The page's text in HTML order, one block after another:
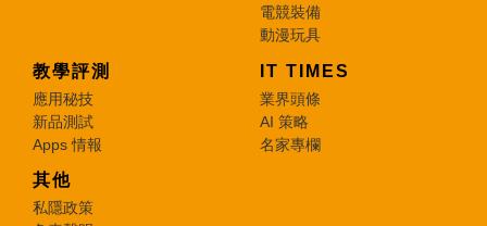
電競裝備
動漫玩具
教學評測
應用秘技
新品測試
Apps 情報
IT TIMES
業界頭條
AI 策略
名家專欄
其他
私隱政策